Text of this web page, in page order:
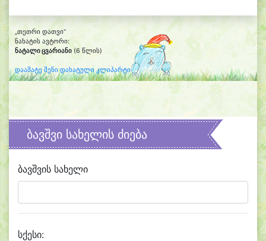
„თეთრი დათვი“
ნახატის ავტორი:
ნატალი ცვარიანი(6 წლის)
დაამატე შენი დახატული კლიპარტი
ბავშვი სახელის ძიება
ბავშვის სახელი
სქესი: